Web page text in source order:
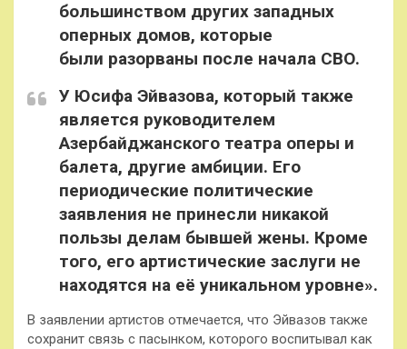
большинством других западных
оперных домов, которые
были разорваны после начала СВО.
У Юсифа Эйвазова, который также
является руководителем
Азербайджанского театра оперы и
балета, другие амбиции. Его
периодические политические
заявления не принесли никакой
пользы делам бывшей жены. Кроме
того, его артистические заслуги не
находятся на её уникальном уровне».
В заявлении артистов отмечается, что Эйвазов также
сохранит связь с пасынком, которого воспитывал как